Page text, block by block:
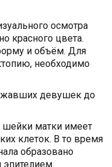
осмотра
красного цвета.
и объём. Для
необходимо
девушек до
шейки матки имеет
клеток. В то время
образовано